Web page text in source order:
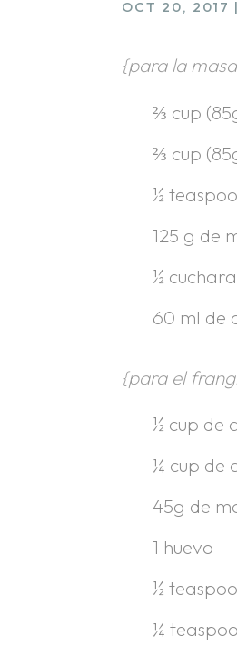
OCT 20, 2017
{para la
⅔ cup
⅔ cup
½
125 g de
½
60 ml de
{para el
½ cup de
¼ cup de
45g de
1 huevo
½
¼